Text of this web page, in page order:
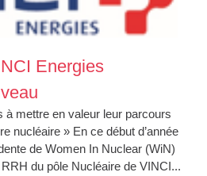
Energies
mettre en valeur leur parcours
nucléaire » En ce début d’année
de Women In Nuclear (WiN)
du pôle Nucléaire de VINCI...